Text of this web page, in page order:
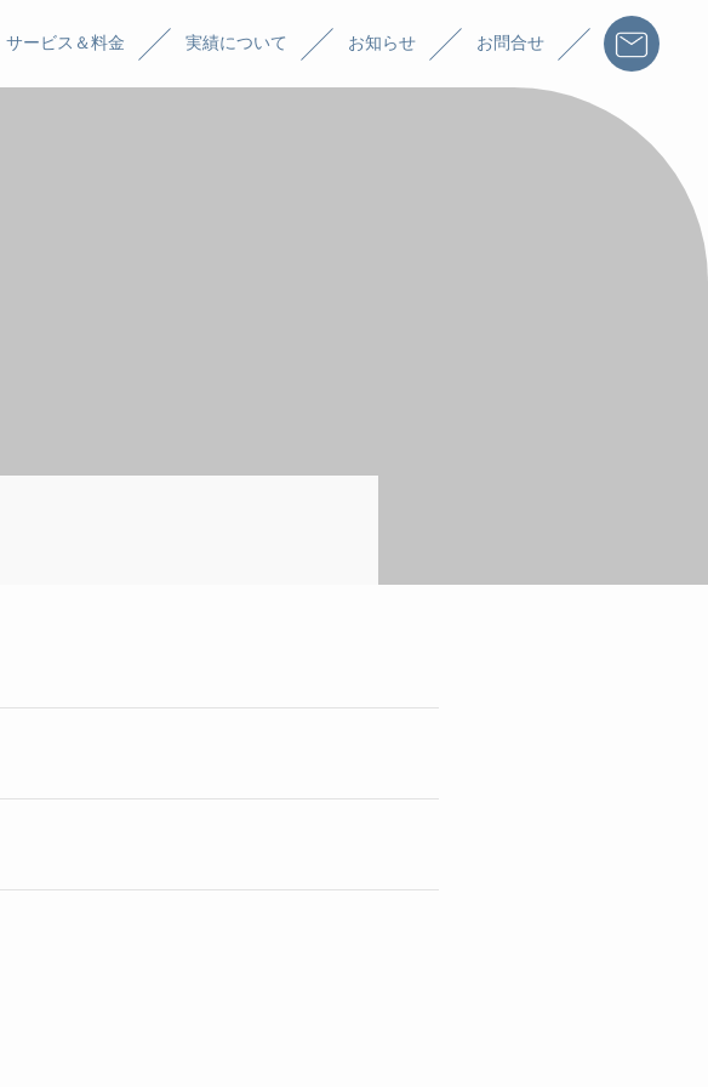
サービス＆料金 実績について お知らせ お問合せ